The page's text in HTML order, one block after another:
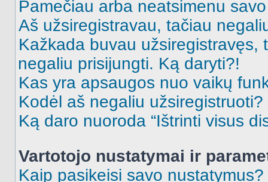
Pamečiau arba neatsimenu
Aš užsiregistravau, tačiau
Kažkada buvau užsiregistravęs,
negaliu prisijungti. Ką daryti?!
Kas yra apsaugos nuo vaikų
Kodėl aš negaliu užsiregistruoti?
Ką daro nuoroda “Ištrinti visus
Vartotojo nustatymai ir
Kaip pasikeisi savo nustatymus?